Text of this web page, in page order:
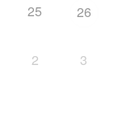
25 26
2 3